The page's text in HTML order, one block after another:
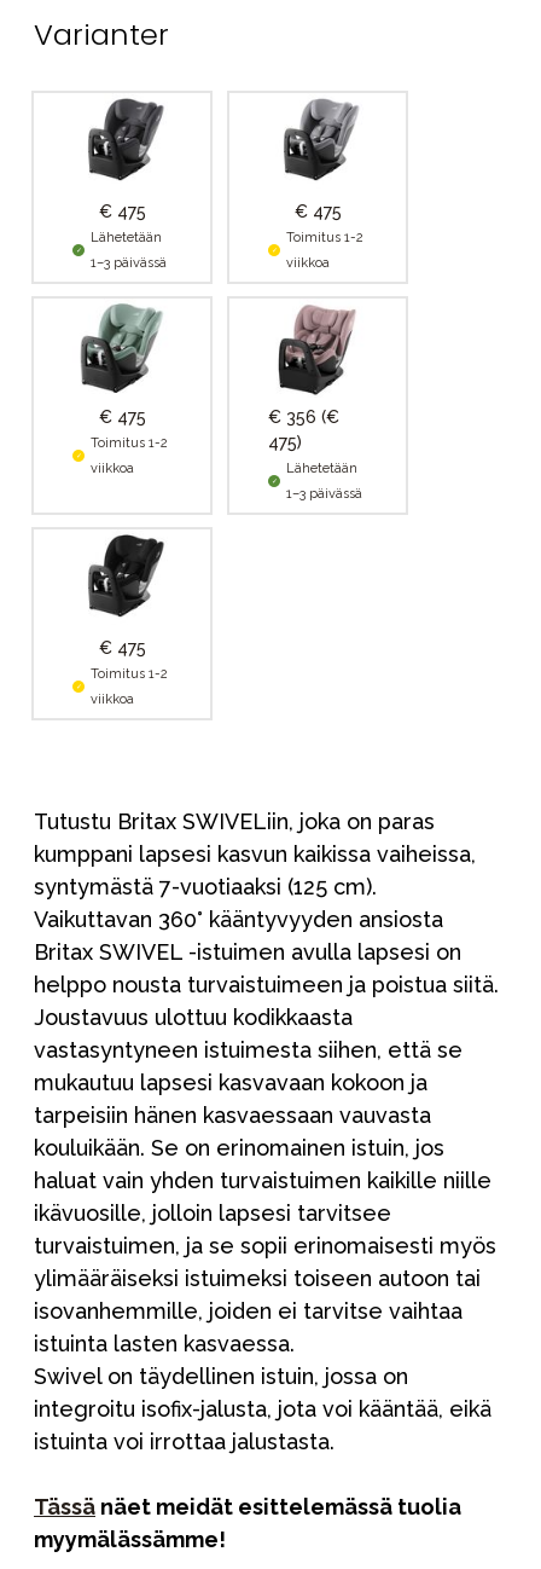
Varianter
€ 475
Lähetetään
1–3 päivässä
€ 475
Toimitus 1-2
viikkoa
€ 475
Toimitus 1-2
viikkoa
€ 356 (€
475)
Lähetetään
1–3 päivässä
€ 475
Toimitus 1-2
viikkoa
Tutustu Britax SWIVELiin, joka on paras
kumppani lapsesi kasvun kaikissa vaiheissa,
syntymästä 7-vuotiaaksi (125 cm).
Vaikuttavan 360° kääntyvyyden ansiosta
Britax SWIVEL -istuimen avulla lapsesi on
helppo nousta turvaistuimeen ja poistua siitä.
Joustavuus ulottuu kodikkaasta
vastasyntyneen istuimesta siihen, että se
mukautuu lapsesi kasvavaan kokoon ja
tarpeisiin hänen kasvaessaan vauvasta
kouluikään. Se on erinomainen istuin, jos
haluat vain yhden turvaistuimen kaikille niille
ikävuosille, jolloin lapsesi tarvitsee
turvaistuimen, ja se sopii erinomaisesti myös
ylimääräiseksi istuimeksi toiseen autoon tai
isovanhemmille, joiden ei tarvitse vaihtaa
istuinta lasten kasvaessa.
Swivel on täydellinen istuin, jossa on
integroitu isofix-jalusta, jota voi kääntää, eikä
istuinta voi irrottaa jalustasta.
Tässä näet meidät esittelemässä tuolia
myymälässämme!